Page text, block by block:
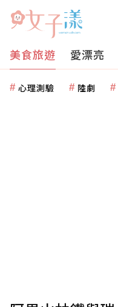
美食旅遊 愛漂亮
心理測驗 陸劇